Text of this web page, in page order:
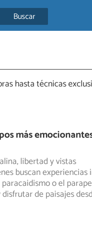
Buscar
hasta técnicas
más
libertad y vistas
buscan experiencias
o el
de paisajes